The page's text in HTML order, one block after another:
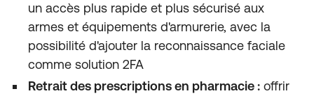
un accès plus rapide et plus sécurisé aux
armes et équipements d'armurerie, avec la
possibilité d'ajouter la reconnaissance faciale
comme solution 2FA
Retrait des prescriptions en pharmacie : offrir